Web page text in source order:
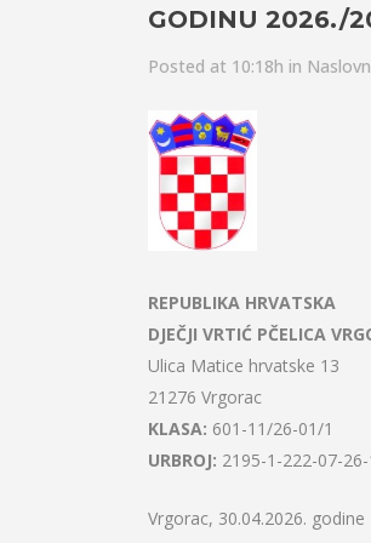
GODINU 2026./
Posted at 10:18h in
REPUBLIKA HRVATSKA
DJEČJI VRTIĆ PČELICA
Ulica Matice hrvatske 13
21276 Vrgorac
KLASA: 601-11/26-01/1
URBROJ: 2195-1-222-07-26-
Vrgorac, 30.04.2026. godine